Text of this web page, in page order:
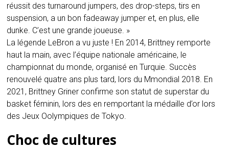
réussit des turnaround jumpers, des drop-steps, tirs en
suspension, a un bon fadeaway jumper et, en plus, elle
dunke. C’est une grande joueuse. »
La légende LeBron a vu juste ! En 2014, Brittney remporte
haut la main, avec l’équipe nationale américaine, le
championnat du monde, organisé en Turquie. Succès
renouvelé quatre ans plus tard, lors du Mmondial 2018. En
2021, Brittney Griner confirme son statut de superstar du
basket féminin, lors des en remportant la médaille d’or lors
des Jeux Oolympiques de Tokyo.
Choc de cultures